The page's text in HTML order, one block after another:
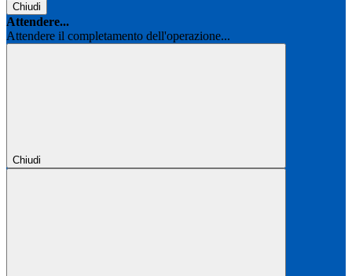
Chiudi
Attendere...
Attendere il completamento dell'operazione...
Chiudi